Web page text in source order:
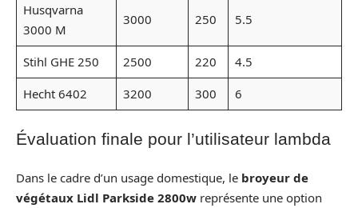
Husqvarna
3000 M
3000 250 5.5
Stihl GHE 250 2500 220
4.5
Hecht 6402
3200 300 6
Évaluation finale pour l’utilisateur lambda
Dans le cadre d’un usage domestique, le broyeur de
végétaux Lidl Parkside 2800w représente une option